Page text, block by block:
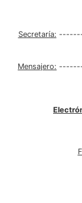
Secretaría:
Mensajero: